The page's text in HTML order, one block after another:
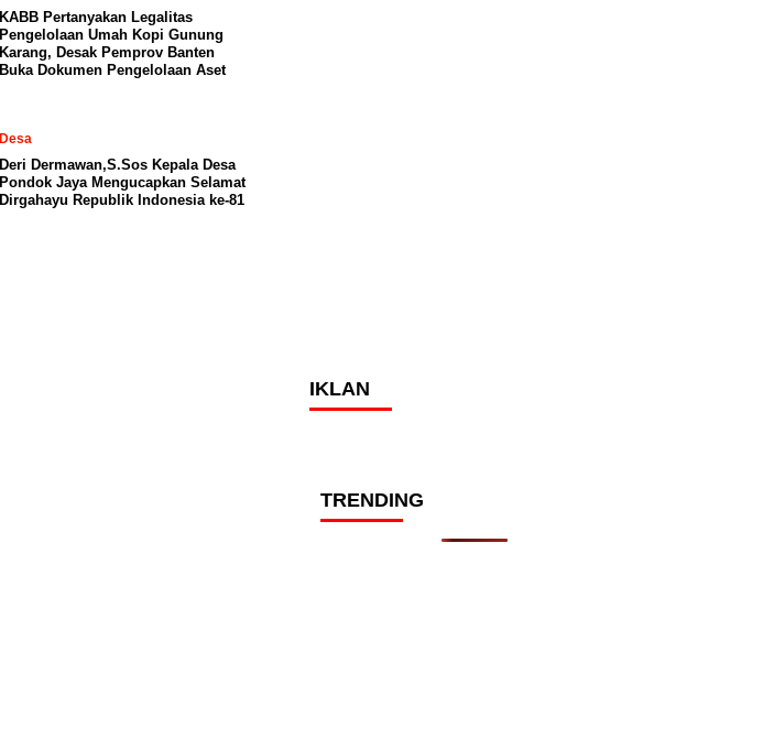
KABB Pertanyakan Legalitas
Pengelolaan Umah Kopi Gunung
Karang, Desak Pemprov Banten
Buka Dokumen Pengelolaan Aset
Desa
Deri Dermawan,S.Sos Kepala Desa
Pondok Jaya Mengucapkan Selamat
Dirgahayu Republik Indonesia ke-81
IKLAN
TRENDING